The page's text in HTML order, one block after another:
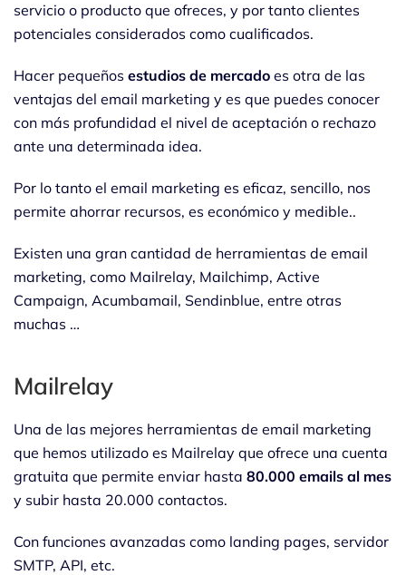
servicio o producto que ofreces, y por tanto clientes
potenciales considerados como cualificados.
Hacer pequeños estudios de mercado es otra de las
ventajas del email marketing y es que puedes conocer
con más profundidad el nivel de aceptación o rechazo
ante una determinada idea.
Por lo tanto el email marketing es eficaz, sencillo, nos
permite ahorrar recursos, es económico y medible..
Existen una gran cantidad de herramientas de email
marketing, como Mailrelay, Mailchimp, Active
Campaign, Acumbamail, Sendinblue, entre otras
muchas …
Mailrelay
Una de las mejores herramientas de email marketing
que hemos utilizado es Mailrelay que ofrece una cuenta
gratuita que permite enviar hasta 80.000 emails al mes
y subir hasta 20.000 contactos.
Con funciones avanzadas como landing pages, servidor
SMTP, API, etc.